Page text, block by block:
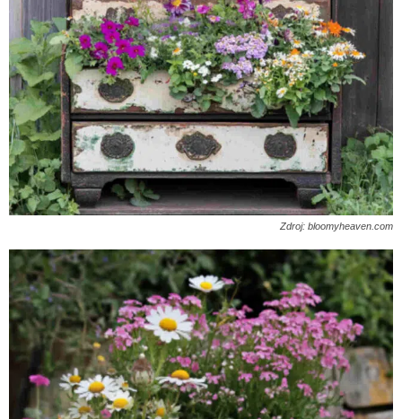
Zdroj: bloomyheaven.com